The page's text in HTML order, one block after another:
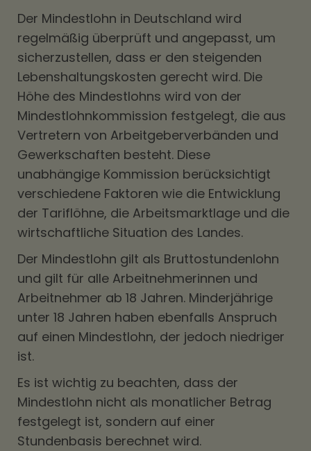
Der Mindestlohn in Deutschland wird
regelmäßig überprüft und angepasst, um
sicherzustellen, dass er den steigenden
Lebenshaltungskosten gerecht wird. Die
Höhe des Mindestlohns wird von der
Mindestlohnkommission festgelegt, die aus
Vertretern von Arbeitgeberverbänden und
Gewerkschaften besteht. Diese
unabhängige Kommission berücksichtigt
verschiedene Faktoren wie die Entwicklung
der Tariflöhne, die Arbeitsmarktlage und die
wirtschaftliche Situation des Landes.
Der Mindestlohn gilt als Bruttostundenlohn
und gilt für alle Arbeitnehmerinnen und
Arbeitnehmer ab 18 Jahren. Minderjährige
unter 18 Jahren haben ebenfalls Anspruch
auf einen Mindestlohn, der jedoch niedriger
ist.
Es ist wichtig zu beachten, dass der
Mindestlohn nicht als monatlicher Betrag
festgelegt ist, sondern auf einer
Stundenbasis berechnet wird.